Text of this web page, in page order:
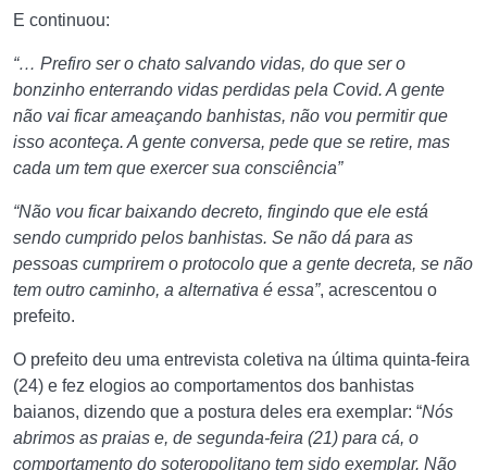
E continuou:
“… Prefiro ser o chato salvando vidas, do que ser o
bonzinho enterrando vidas perdidas pela Covid. A gente
não vai ficar ameaçando banhistas, não vou permitir que
isso aconteça. A gente conversa, pede que se retire, mas
cada um tem que exercer sua consciência”
“Não vou ficar baixando decreto, fingindo que ele está
sendo cumprido pelos banhistas. Se não dá para as
pessoas cumprirem o protocolo que a gente decreta, se não
tem outro caminho, a alternativa é essa”, acrescentou o
prefeito.
O prefeito deu uma entrevista coletiva na última quinta-feira
(24) e fez elogios ao comportamentos dos banhistas
baianos, dizendo que a postura deles era exemplar: “Nós
abrimos as praias e, de segunda-feira (21) para cá, o
comportamento do soteropolitano tem sido exemplar. Não